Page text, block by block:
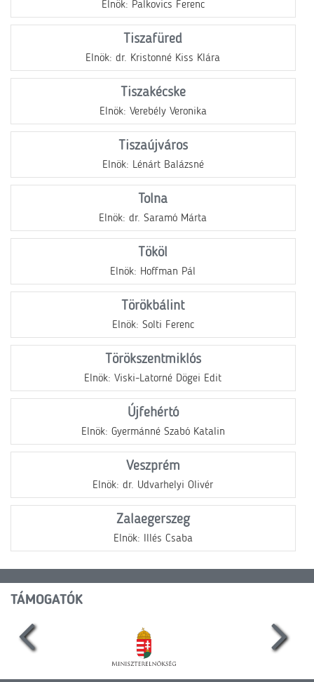
Elnök: Palkovics Ferenc
Tiszafüred
Elnök: dr. Kristonné Kiss Klára
Tiszakécske
Elnök: Verebély Veronika
Tiszaújváros
Elnök: Lénárt Balázsné
Tolna
Elnök: dr. Saramó Márta
Tököl
Elnök: Hoffman Pál
Törökbálint
Elnök: Solti Ferenc
Törökszentmiklós
Elnök: Viski-Latorné Dögei Edit
Újfehértó
Elnök: Gyermánné Szabó Katalin
Veszprém
Elnök: dr. Udvarhelyi Olivér
Zalaegerszeg
Elnök: Illés Csaba
TÁMOGATÓK